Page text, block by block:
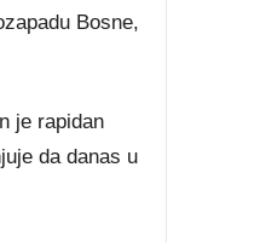
Bosne,
je rapidan
da danas u